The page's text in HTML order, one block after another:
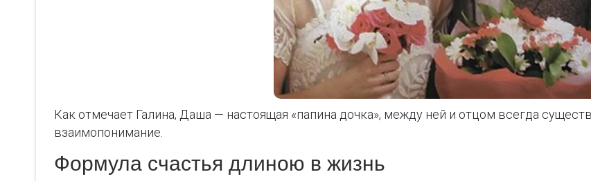
Как отмечает Галина, Даша — настоящая «папина дочка», между ней и отцом всегда
взаимопонимание.
Формула счастья длиною в жизнь